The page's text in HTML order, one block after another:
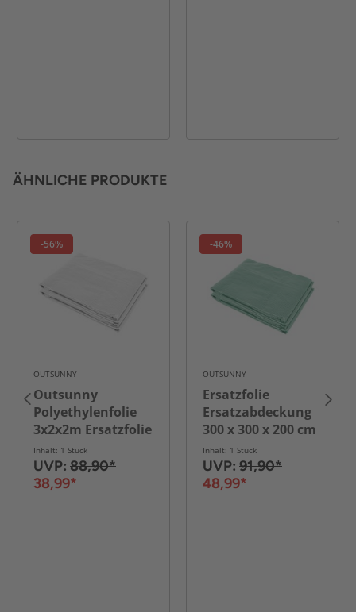
ÄHNLICHE PRODUKTE
-56%
OUTSUNNY
Outsunny
Polyethylenfolie
3x2x2m Ersatzfolie
mit 6 Fenster für
Folientunnel
Inhalt: 1 Stück
UVP: 88,90*
38,99*
-46%
OUTSUNNY
Ersatzfolie
Ersatzabdeckung
300 x 300 x 200 cm
mit Fronttür, 6
Fenster reißfest
Inhalt: 1 Stück
UVP: 91,90*
48,99*